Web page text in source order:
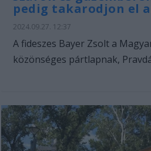
pedig takarodjon el
2024.09.27. 12:37
A fideszes Bayer Zsolt a
közönséges pártlapnak,